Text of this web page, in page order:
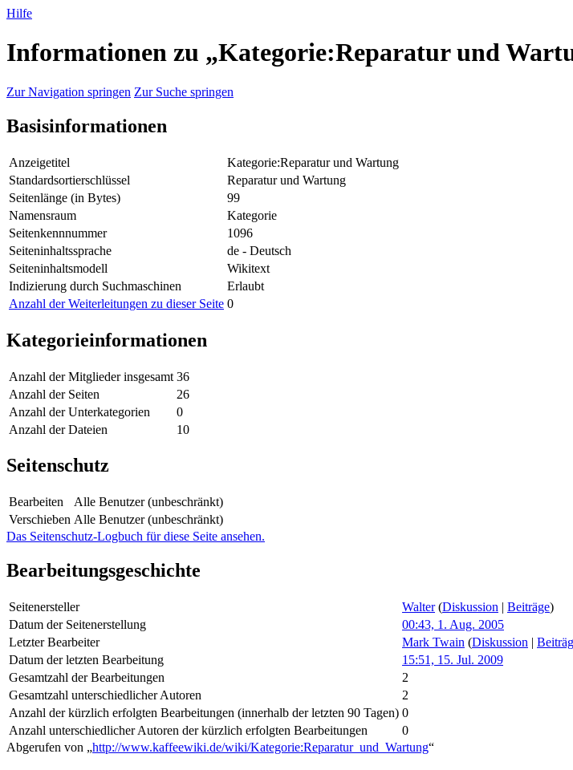
Hilfe
Informationen zu „Kategorie:Reparatur und
Zur Navigation springen Zur Suche springen
Basisinformationen
Anzeigetitel
Kategorie:Reparatur und Wartung
Standardsortierschlüssel
Reparatur und Wartung
Seitenlänge (in Bytes)
99
Namensraum
Kategorie
Seitenkennnummer
1096
Seiteninhaltssprache
de - Deutsch
Seiteninhaltsmodell
Wikitext
Indizierung durch Suchmaschinen
Erlaubt
Anzahl der Weiterleitungen zu dieser Seite 0
Kategorieinformationen
Anzahl der Mitglieder insgesamt 36
Anzahl der Seiten
26
Anzahl der Unterkategorien
0
Anzahl der Dateien
10
Seitenschutz
Bearbeiten
Alle Benutzer (unbeschränkt)
Verschieben Alle Benutzer (unbeschränkt)
Das Seitenschutz-Logbuch für diese Seite ansehen.
Bearbeitungsgeschichte
Seitenersteller Walter (Diskussion | Beiträge)
Datum der Seitenerstellung
00:43, 1. Aug. 2005
Letzter Bearbeiter
Mark Twain (Diskussion |
Datum der letzten Bearbeitung
15:51, 15. Jul. 2009
Gesamtzahl der Bearbeitungen
2
Gesamtzahl unterschiedlicher Autoren
2
Anzahl der kürzlich erfolgten Bearbeitungen (innerhalb der letzten 90 Tagen) 0
Anzahl unterschiedlicher Autoren der kürzlich erfolgten Bearbeitungen
0
Abgerufen von „http://www.kaffeewiki.de/wiki/Kategorie:Reparatur_und_Wartung“